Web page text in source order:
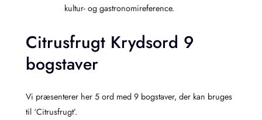
kultur- og gastronomireference.
Citrusfrugt Krydsord 9
bogstaver
Vi præsenterer her 5 ord med 9 bogstaver, der kan bruges
til ‘Citrusfrugt’.